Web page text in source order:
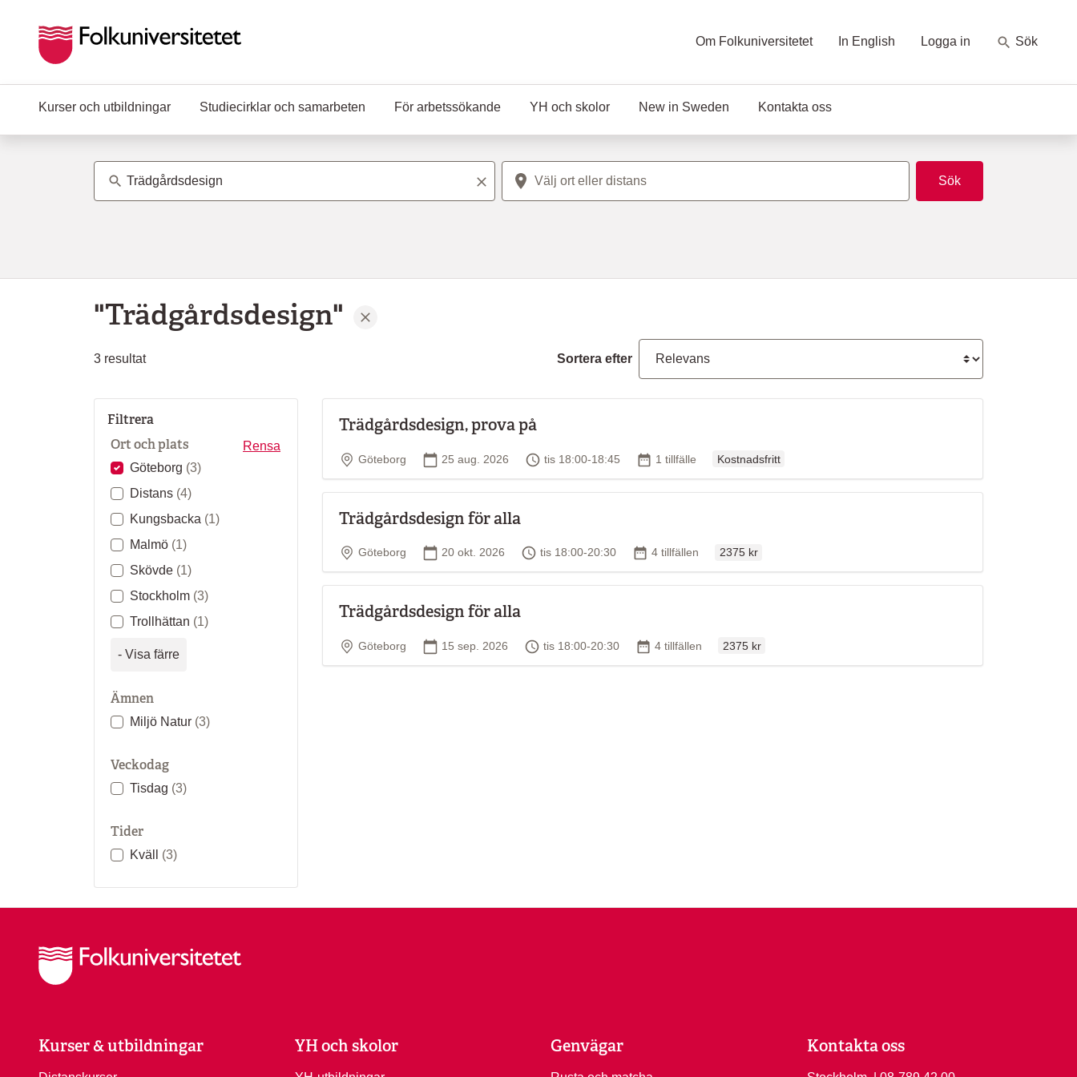
Om Folkuniversitetet In English Logga in Sök
Kurser och utbildningar Studiecirklar och samarbeten För arbetssökande YH och skolor New in Sweden Kontakta oss
Plats
Sök
"Trädgårdsdesign"
Sortera efter
3 resultat
Filtrera
Ort och plats
Rensa
Göteborg (3)
Distans (4)
Kungsbacka (1)
Malmö (1)
Skövde (1)
Stockholm (3)
Trollhättan (1)
- Visa färre
Ämnen
Miljö Natur (3)
Veckodag
Tisdag (3)
Tider
Kväll (3)
Trädgårdsdesign, prova på
Plats
Göteborg Startdatum
25 aug. 2026 Tid
tis 18:00-18:45 Antal tillfällen
1 tillfälle Kostnadsfritt
Trädgårdsdesign för alla
Plats
Göteborg Startdatum
20 okt. 2026 Tid
tis 18:00-20:30 Antal tillfällen
4 tillfällen 2375 kr
Trädgårdsdesign för alla
Plats
Göteborg Startdatum
15 sep. 2026 Tid
tis 18:00-20:30 Antal tillfällen
4 tillfällen 2375 kr
Kurser & utbildningar YH och skolor Genvägar Kontakta oss